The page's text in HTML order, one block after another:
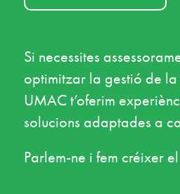
Si necessites
optimitzar la gestió de la
UMAC t’oferim
solucions adaptades a
Parlem-ne i fem créixer